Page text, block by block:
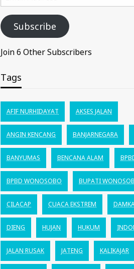
Address
Subscribe
Join 6 Other Subscribers
Tags
AFIF NURHIDAYAT AKSES JALAN
ANGIN KENCANG BANJARNEGARA
BANYUMAS BENCANA ALAM
BPBD WONOSOBO BUPATI
CILACAP CUACA EKSTREM
DIENG HUJAN HUKUM
JALAN RUSAK JATENG KALIKAJAR